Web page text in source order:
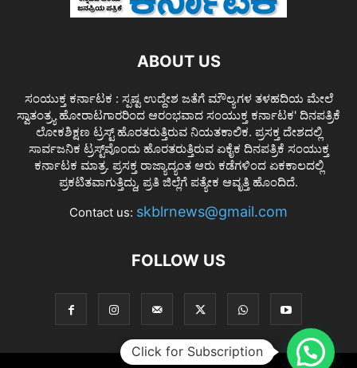
ABOUT US
ಸಂಯುಕ್ತ ಕರ್ನಾಟಕ : ಸ್ಪಷ್ಟ ಉದ್ದೇಶ ಜತೆಗೆ ಮೌಲ್ಯಗಳ ತಳಹದಿಯ ಮೇಲೆ
ಸ್ವಾತಂತ್ರ್ಯ ಹೋರಾಟಗಾರರಿಂದ ಆರಂಭವಾದ ಸಂಯುಕ್ತ ಕರ್ನಾಟಕ' ದಿನಪತ್ರಿಕೆ
ಲೋಕಶಿಕ್ಷಣ ಟ್ರಸ್ಟ್ ಹೊರತರುತ್ತಿರುವ ನಿಯತಕಾಲಿಕ. ಪ್ರಸಕ್ತ ದೇಶದಲ್ಲಿ
ಸಾರ್ವಜನಿಕ ಟ್ರಸ್ಟ್‌ವೊಂದು ಹೊರತರುತ್ತಿರುವ ಏಕೈಕ ದಿನಪತ್ರಿಕೆ ಸಂಯುಕ್ತ
ಕರ್ನಾಟಕ ಮಾತ್ರ. ಪ್ರಸಕ್ತ ರಾಜ್ಯಾದ್ಯಂತ ಆರು ಕಡೆಗಳಿಂದ ಏಕಕಾಲದಲ್ಲಿ
ಪ್ರಕಟಿತವಾಗುತ್ತಿದ್ದು, ಪ್ರತಿ ಜಿಲ್ಲೆಗೆ ಪತ್ಯೇಕ ಆವೃತ್ತಿ ಹೊಂದಿದೆ.
Contact us: skblrnews@gmail.com
FOLLOW US
Click for Subscription